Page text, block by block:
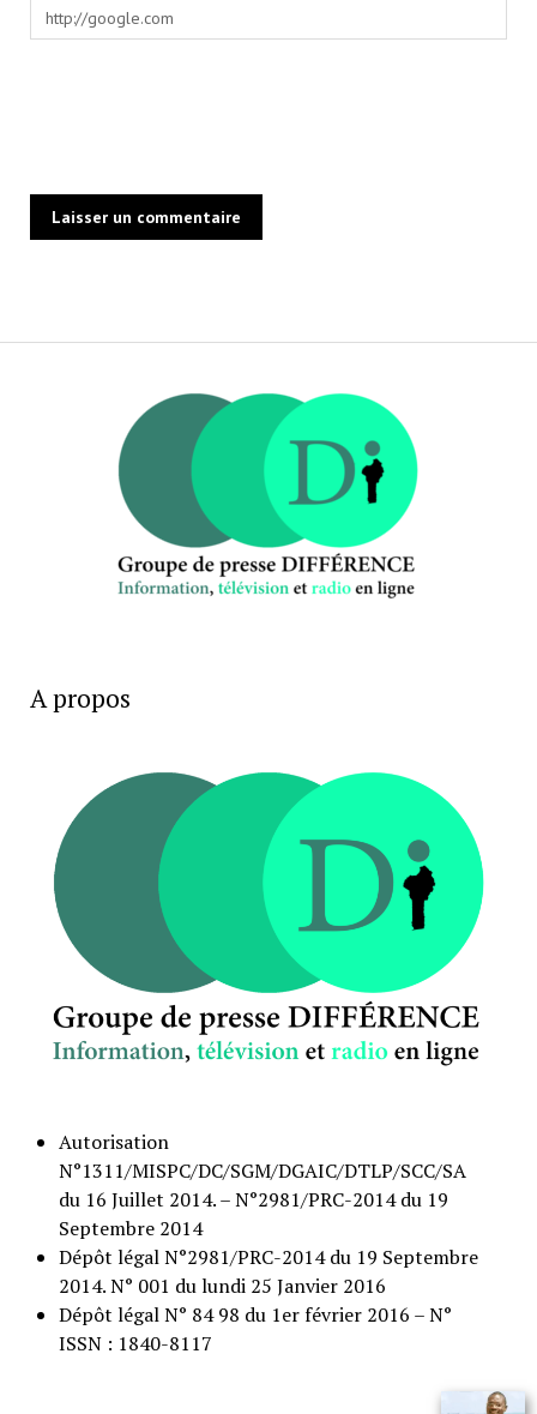
A propos
Autorisation
N°1311/MISPC/DC/SGM/DGAIC/DTLP/SCC/SA
du 16 Juillet 2014. – N°2981/PRC-2014 du 19
Septembre 2014
Dépôt légal N°2981/PRC-2014 du 19 Septembre
2014. N° 001 du lundi 25 Janvier 2016
Dépôt légal N° 84 98 du 1er février 2016 – N°
ISSN : 1840-8117